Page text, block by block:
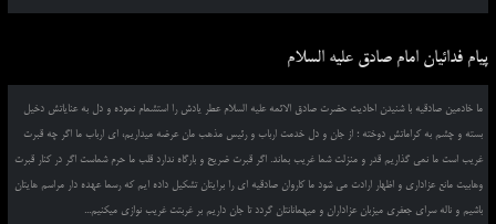
پیام فدائیان امام صادق علیه السلام
ما خادمین صادقیه با شنیدن احادیث حضرت صادق الائمه علیه السلام عطر یادش را استشمام نموده و دل به عنایاتش دخیل
بسته و چشم به کراماتش دوخته ؛ از جان و دل خدمت ارباب و رئیس مذهب مان عرضه میداریم، ای ارباب ما اگر چه قبرت
غریب است ما نمی گذاریم قدر و منزلت شما غریب بماند. اگر قبرت ضریح و بارگاه ندارد قلب ما حرم شماست اگر در کنار قبرت
وهابیت مانع عزاداری و اظهار ارادت می شود ما کاروان صادقیه ای را برایتان تشکیل داده ایم که رسما عهده دار مراسم هایتان
باشیم و ناله سرای جعفری میزبان عزاداران و میهمانانتان گردد تا جان داریم بر غربتت غریب نوازی میکنیم...